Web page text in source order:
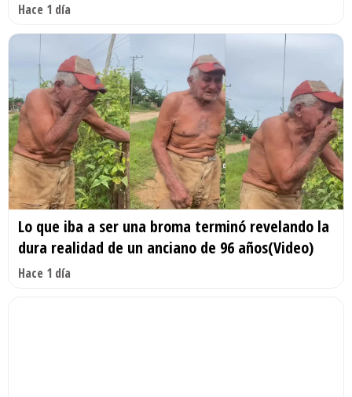
Hace 1 día
Lo que iba a ser una broma terminó revelando la
dura realidad de un anciano de 96 años(Video)
Hace 1 día